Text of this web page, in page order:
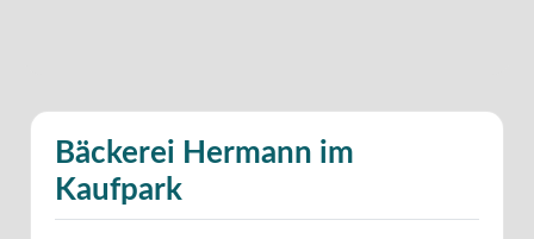
Bäckerei Hermann im
Kaufpark